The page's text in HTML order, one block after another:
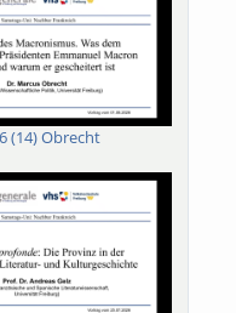
(14) Obrecht